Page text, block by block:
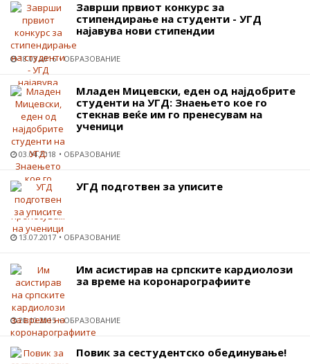
Заврши првиот конкурс за
стипендирање на студенти - УГД
најавува нови стипендии
18.03.2016 ОБРАЗОВАНИЕ
Младен Мицевски, еден од најдобрите
студенти на УГД: Знаењето кое го
стекнав веќе им го пренесувам на
ученици
03.04.2018 ОБРАЗОВАНИЕ
УГД подготвен за уписите
13.07.2017 ОБРАЗОВАНИЕ
Им асистирав на српските кардиолози
за време на коронарографиите
20.10.2015 ОБРАЗОВАНИЕ
Повик за сестудентско обединување!